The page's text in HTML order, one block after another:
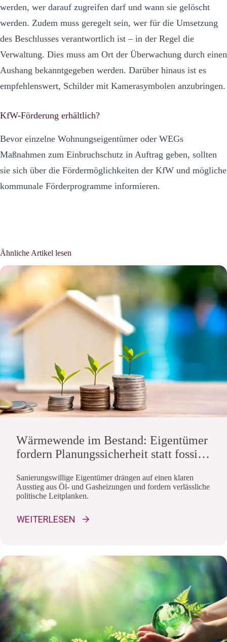
werden, wer darauf zugreifen darf und wann sie gelöscht
werden. Zudem muss geregelt sein, wer für die Umsetzung
des Beschlusses verantwortlich ist – in der Regel die
Verwaltung. Dies muss am Ort der Überwachung durch einen
Aushang bekanntgegeben werden. Darüber hinaus ist es
empfehlenswert, Schilder mit Kamerasymbolen anzubringen.
KfW-Förderung erhältlich?
Bevor einzelne Wohnungseigentümer oder WEGs
Maßnahmen zum Einbruchschutz in Auftrag geben, sollten
sie sich über die Fördermöglichkeiten der KfW und mögliche
kommunale Förderprogramme informieren.
Ähnliche Artikel lesen
Wärmewende im Bestand: Eigentümer
fordern Planungssicherheit statt fossiler
Sanierungswillige Eigentümer drängen auf einen klaren
Ausstieg aus Öl- und Gasheizungen und fordern verlässliche
politische Leitplanken.
WEITERLESEN